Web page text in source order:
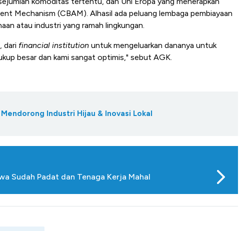
Mechanism (CBAM). Alhasil ada peluang lembaga pembiayaan
atau industri yang ramah lingkungan.
dari financial institution untuk mengeluarkan dananya untuk
besar dan kami sangat optimis," sebut AGK.
Industri Hijau & Inovasi Lokal
Sudah Padat dan Tenaga Kerja Mahal
Digit
RI